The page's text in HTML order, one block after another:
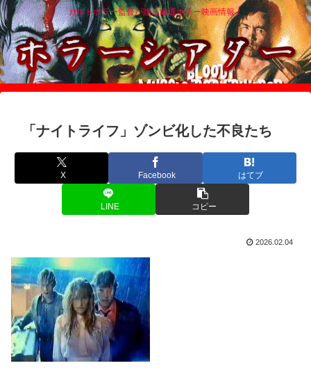
カルトホラー監督が贈る厳選ホラー映画情報！
「ナイトライフ」ゾンビ化した不良たち
X Facebook はてブ
LINE コピー
2026.02.04